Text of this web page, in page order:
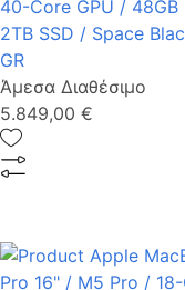
40-Core GPU / 48GB
2TB SSD / Space
GR
Άμεσα Διαθέσιμο
5.849,00 €